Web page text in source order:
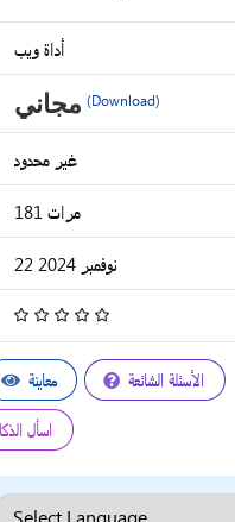
أداة ويب
IDR
مجاني (Download)
غير محدود
181 مرات
22 نوفمبر 2024
/
5
معاينة الأسئلة الشائعة
اسأل